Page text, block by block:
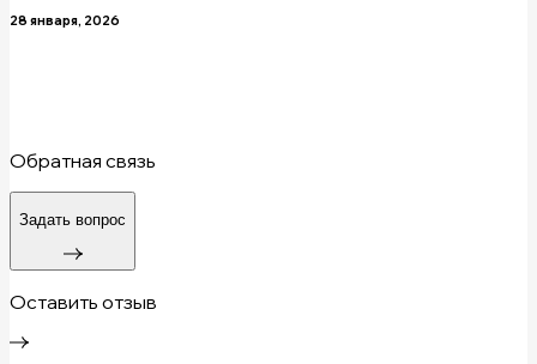
28 января, 2026
Обратная связь
Задать вопрос
Оставить отзыв